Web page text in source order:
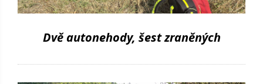
Dvě autonehody, šest zraněných